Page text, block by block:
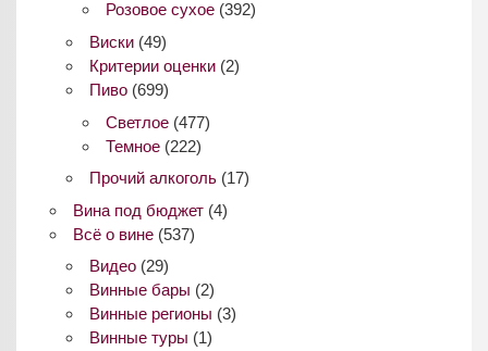
Розовое сухое (392)
Виски(49)
Критерии оценки(2)
Пиво(699)
Светлое (477)
Темное (222)
Прочий алкоголь(17)
Вина под бюджет(4)
Всё о вине(537)
Видео(29)
Винные бары (2)
Винные регионы (3)
Винные туры (1)